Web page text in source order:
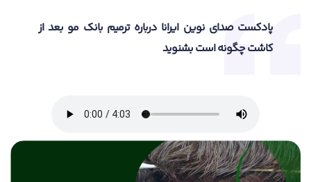
پادکست صدای نوین ایرانا درباره ترمیم بانک مو بعد از
کاشت چگونه است بشنوید